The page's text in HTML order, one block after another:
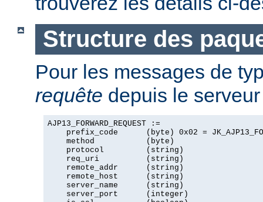
Structure des
Pour les messages de
requête depuis le
AJP13_FORWARD_REQUEST :=
prefix_code      (byte) 0x02 =
    method           (byte)
    protocol         (string)
    req_uri          (string)
    remote_addr      (string)
    remote_host      (string)
    server_name      (string)
    server_port      (integer)